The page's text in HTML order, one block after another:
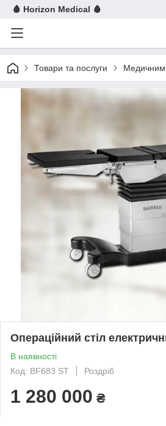
🩸 Horizon Medical 🩸
Товари та послуги Медичним
Операційний стіл
В наявності
Код: BF683 ST
Роздріб
1 280 000 ₴